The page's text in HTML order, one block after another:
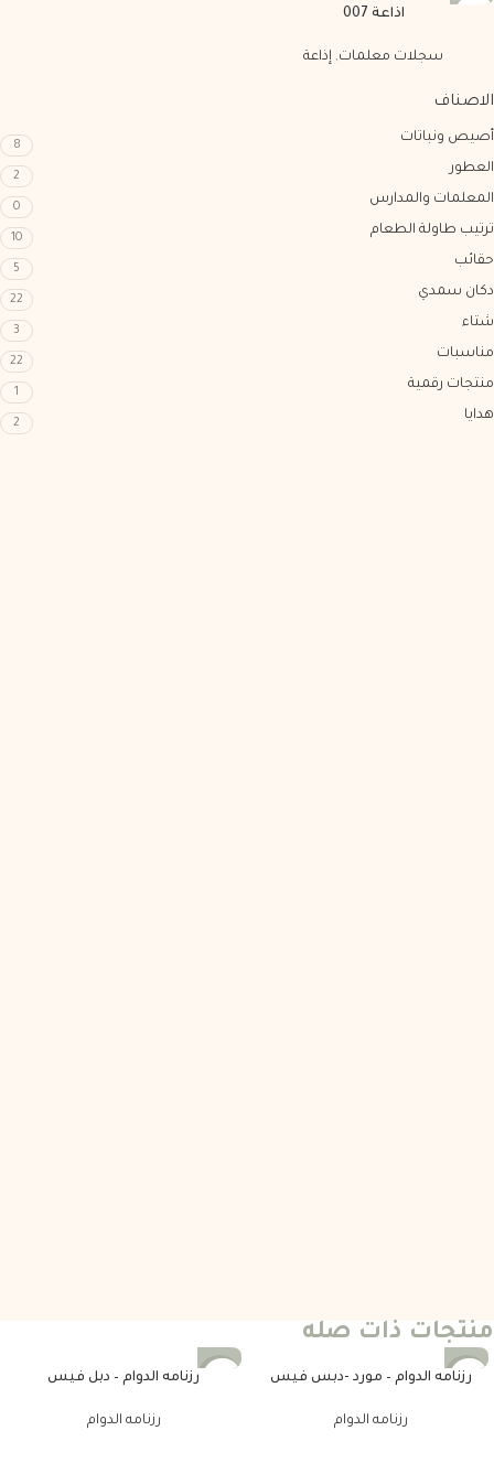
الاصناف
أصيص ونباتات 8
العطور 2
المعلمات والمدارس 0
ترتيب طاولة الطعام 10
حقائب 5
دكان سمدي 22
شتاء 3
مناسبات 22
منتجات رقمية 1
هدايا 2
اذاعة 007
سجلات معلمات, إذاعة
منتجات ذات صله
-25%
رزنامه الدوام – مورد -دبس فيس
رزنامه الدوام
رزنامه الدوام – دبل فيس
رزنامه الدوام